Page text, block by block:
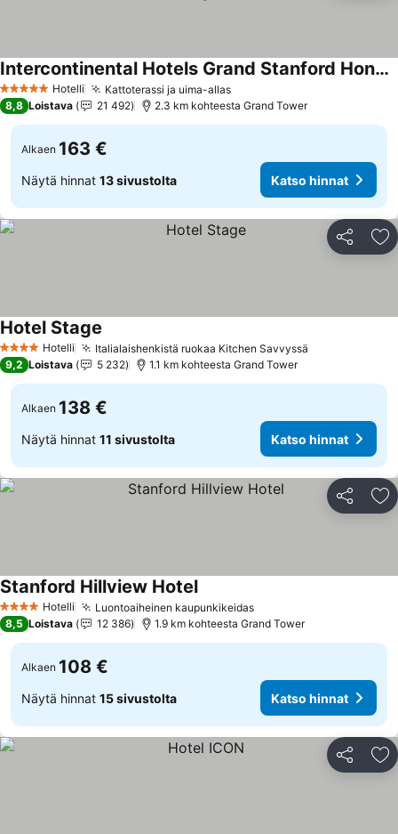
5 Tähtiluokitus
Hotelli Kattoterassi ja uima-allas
Intercontinental Hotels Grand Stanford Hong Kong By Ihg
8,8 Loistava 21 492 2.3 km kohteesta Grand Tower
Alkaen 163 €
Näytä hinnat 13 sivustolta Katso hinnat
Jaa
4 Tähtiluokitus
Hotelli Italialaishenkistä ruokaa Kitchen Savvyssä
Hotel Stage
9,2 Loistava 5 232 1.1 km kohteesta Grand Tower
Alkaen 138 €
Näytä hinnat 11 sivustolta Katso hinnat
Jaa
4 Tähtiluokitus
Hotelli Luontoaiheinen kaupunkikeidas
Stanford Hillview Hotel
8,5 Loistava 12 386 1.9 km kohteesta Grand Tower
Alkaen 108 €
Näytä hinnat 15 sivustolta Katso hinnat
Jaa